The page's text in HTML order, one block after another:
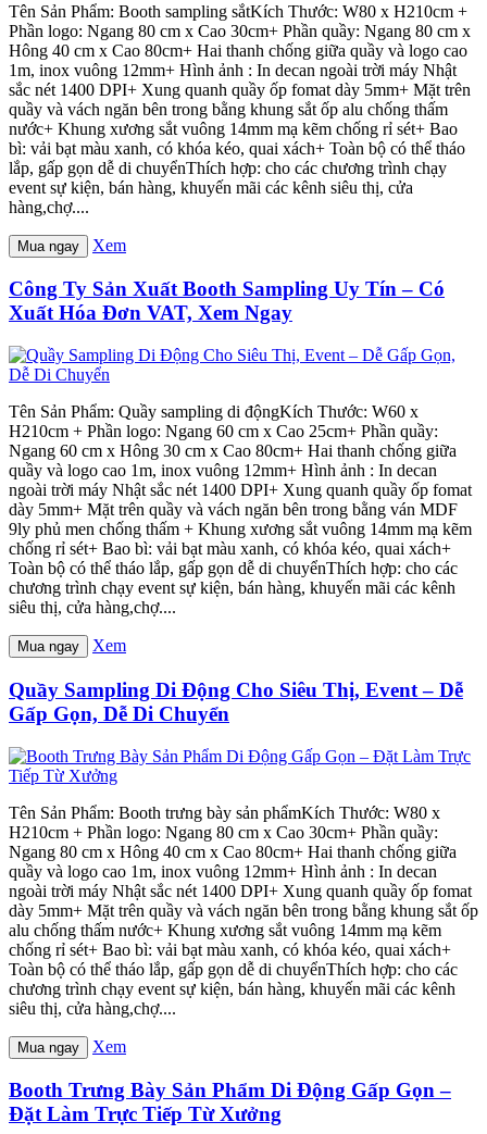
Tên Sản Phẩm: Booth sampling sắtKích Thước: W80 x H210cm +
Phần logo: Ngang 80 cm x Cao 30cm+ Phần quầy: Ngang 80 cm x
Hông 40 cm x Cao 80cm+ Hai thanh chống giữa quầy và logo cao
1m, inox vuông 12mm+ Hình ảnh : In decan ngoài trời máy Nhật
sắc nét 1400 DPI+ Xung quanh quầy ốp fomat dày 5mm+ Mặt trên
quầy và vách ngăn bên trong bằng khung sắt ốp alu chống thấm
nước+ Khung xương sắt vuông 14mm mạ kẽm chống rỉ sét+ Bao
bì: vải bạt màu xanh, có khóa kéo, quai xách+ Toàn bộ có thể tháo
lắp, gấp gọn dễ di chuyểnThích hợp: cho các chương trình chạy
event sự kiện, bán hàng, khuyến mãi các kênh siêu thị, cửa
hàng,chợ....
Mua ngay Xem
Công Ty Sản Xuất Booth Sampling Uy Tín – Có
Xuất Hóa Đơn VAT, Xem Ngay
Tên Sản Phẩm: Quầy sampling di độngKích Thước: W60 x
H210cm + Phần logo: Ngang 60 cm x Cao 25cm+ Phần quầy:
Ngang 60 cm x Hông 30 cm x Cao 80cm+ Hai thanh chống giữa
quầy và logo cao 1m, inox vuông 12mm+ Hình ảnh : In decan
ngoài trời máy Nhật sắc nét 1400 DPI+ Xung quanh quầy ốp fomat
dày 5mm+ Mặt trên quầy và vách ngăn bên trong bằng ván MDF
9ly phủ men chống thấm + Khung xương sắt vuông 14mm mạ kẽm
chống rỉ sét+ Bao bì: vải bạt màu xanh, có khóa kéo, quai xách+
Toàn bộ có thể tháo lắp, gấp gọn dễ di chuyểnThích hợp: cho các
chương trình chạy event sự kiện, bán hàng, khuyến mãi các kênh
siêu thị, cửa hàng,chợ....
Mua ngay Xem
Quầy Sampling Di Động Cho Siêu Thị, Event – Dễ
Gấp Gọn, Dễ Di Chuyển
Tên Sản Phẩm: Booth trưng bày sản phẩmKích Thước: W80 x
H210cm + Phần logo: Ngang 80 cm x Cao 30cm+ Phần quầy:
Ngang 80 cm x Hông 40 cm x Cao 80cm+ Hai thanh chống giữa
quầy và logo cao 1m, inox vuông 12mm+ Hình ảnh : In decan
ngoài trời máy Nhật sắc nét 1400 DPI+ Xung quanh quầy ốp fomat
dày 5mm+ Mặt trên quầy và vách ngăn bên trong bằng khung sắt ốp
alu chống thấm nước+ Khung xương sắt vuông 14mm mạ kẽm
chống rỉ sét+ Bao bì: vải bạt màu xanh, có khóa kéo, quai xách+
Toàn bộ có thể tháo lắp, gấp gọn dễ di chuyểnThích hợp: cho các
chương trình chạy event sự kiện, bán hàng, khuyến mãi các kênh
siêu thị, cửa hàng,chợ....
Mua ngay Xem
Booth Trưng Bày Sản Phẩm Di Động Gấp Gọn –
Đặt Làm Trực Tiếp Từ Xưởng